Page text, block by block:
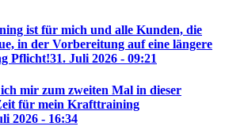
ist für mich und alle Kunden, die
in der Vorbereitung auf eine längere
Pflicht!31. Juli 2026 - 09:21
mir zum zweiten Mal in dieser
für mein Krafttraining
2026 - 16:34